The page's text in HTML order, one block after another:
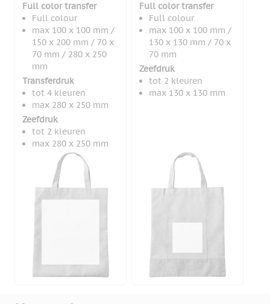
Full color transfer
Full colour
max 100 x 100 mm /
150 x 200 mm / 70 x
70 mm / 280 x 250
mm
Transferdruk
tot 4 kleuren
max 280 x 250 mm
Zeefdruk
tot 2 kleuren
max 280 x 250 mm
Full color transfer
Full colour
max 100 x 100 mm /
130 x 130 mm / 70 x
70 mm
Zeefdruk
tot 2 kleuren
max 130 x 130 mm